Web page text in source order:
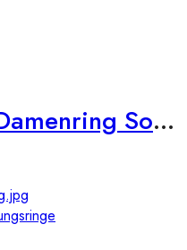
585er Weissgold Damenring Solitair mit Zirkonia Square Gr. 54